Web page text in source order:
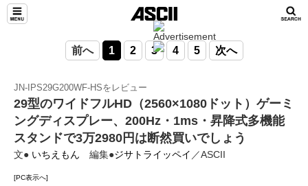
前へ 1 2 3 4 5 次へ
JN-IPS29G200WF-HSをレビュー
29型のワイドフルHD（2560×1080ドット）ゲーミ
ングディスプレー、200Hz・1ms・昇降式多機能
スタンドで3万2980円は断然買いでしょう
文● いちえもん 編集●ジサトライッペイ ／ASCII
[PC表示へ]